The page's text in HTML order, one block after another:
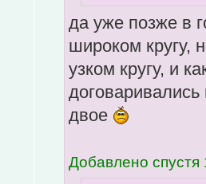
да уже позже в
широком кругу,
узком кругу, и
двое
Добавлено спустя